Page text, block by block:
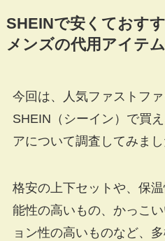
SHEINで安くておす
メンズの代用アイテ
今回は、人気ファストフ
SHEIN（シーイン）で買
アについて調査してみまし
格安の上下セットや、保
能性の高いもの、かっこ
ョン性の高いものなど、多